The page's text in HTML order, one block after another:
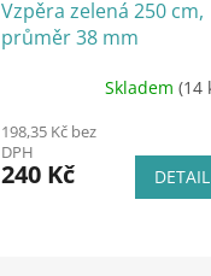
Vzpěra zelená 250 cm,
průměr 38 mm
Skladem(14
198,35 Kč bez
DPH
240 Kč DETAIL